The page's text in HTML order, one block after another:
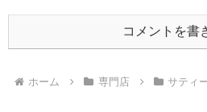
コメントを書
ホーム 専門店 サティ